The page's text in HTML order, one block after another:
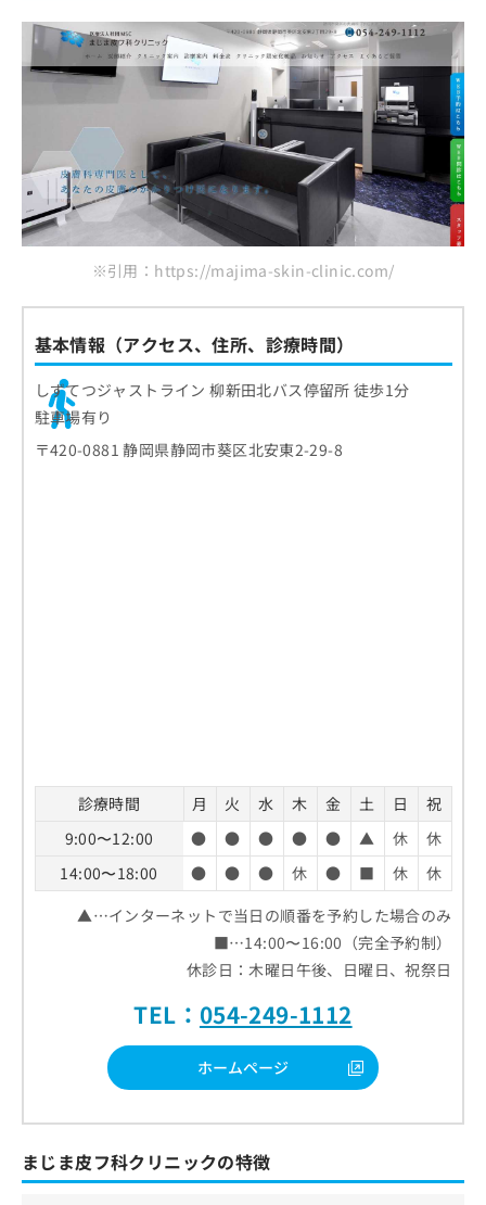
※引用：https://majima-skin-clinic.com/
基本情報（アクセス、住所、診療時間）
しずてつジャストライン 柳新田北バス停留所 徒歩1分
駐車場有り
〒420-0881 静岡県静岡市葵区北安東2-29-8
診療時間 月 火 水 木 金 土 日
祝
9:00〜12:00
● ● ● ● ● ▲ 休
休
14:00〜18:00
● ● ● 休 ● ■ 休
休
▲…インターネットで当日の順番を予約した場合のみ
■…14:00〜16:00（完全予約制）
休診日：木曜日午後、日曜日、祝祭日
TEL： 054-249-1112
ホームページ
まじま皮フ科クリニックの特徴